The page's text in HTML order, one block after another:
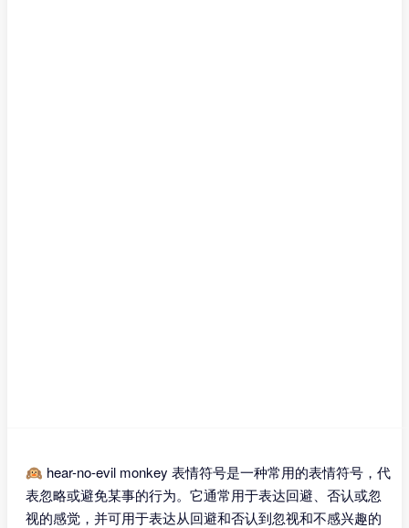
🙉 hear-no-evil monkey 表情符号是一种常用的表情符号，代
表忽略或避免某事的行为。它通常用于表达回避、否认或忽
视的感觉，并可用于表达从回避和否认到忽视和不感兴趣的